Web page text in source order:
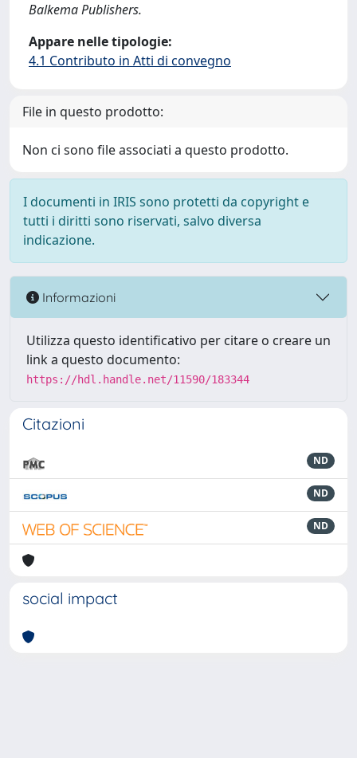
Balkema Publishers.
Appare nelle tipologie:
4.1 Contributo in Atti di convegno
File in questo prodotto:
Non ci sono file associati a questo prodotto.
I documenti in IRIS sono protetti da copyright e
tutti i diritti sono riservati, salvo diversa
indicazione.
Informazioni
Utilizza questo identificativo per citare o creare un
link a questo documento:
https://hdl.handle.net/11590/183344
Citazioni
ND
ND
ND
social impact